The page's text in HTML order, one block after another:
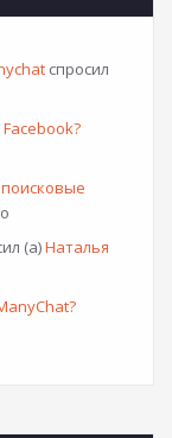
спросил
(а)Наталья